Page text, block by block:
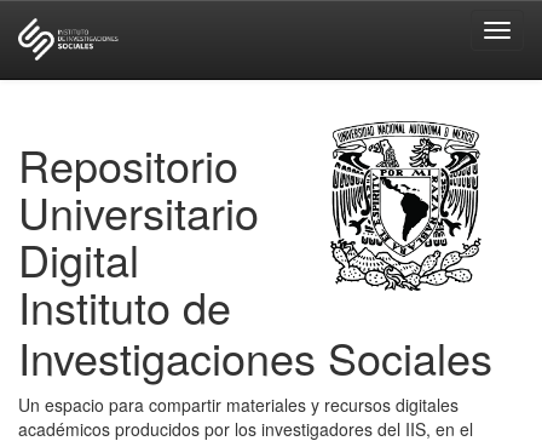
Repositorio
Universitario
Digital
Instituto de
Investigaciones Sociales
Un espacio para compartir materiales y recursos digitales
académicos producidos por los investigadores del IIS, en el